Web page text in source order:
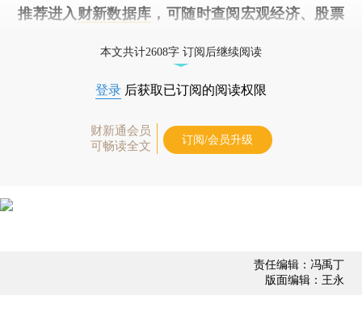
推荐进入 财新数据库 ，可随时查阅宏观经济、股票
本文共计2608字 订阅后继续阅读
登录 后获取已订阅的阅读权限
财新通会员
可畅读全文
订阅/会员升级
责任编辑：冯禹丁
版面编辑：王永